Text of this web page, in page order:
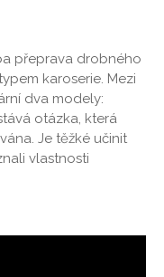
přeprava drobného
karoserie. Mezi
dva modely:
otázka, která
Je těžké učinit
vlastnosti